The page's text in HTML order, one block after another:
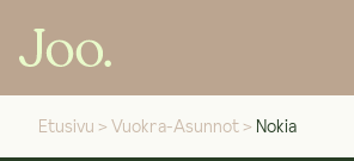
Etusivu > Vuokra-Asunnot > Nokia